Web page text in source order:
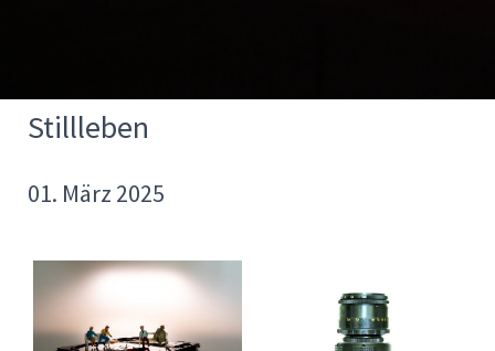
Stillleben
01. März 2025